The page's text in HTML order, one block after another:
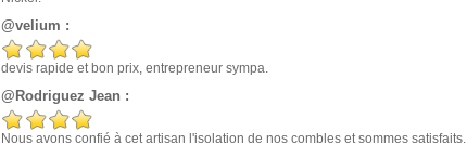
@velium :
devis rapide et bon prix, entrepreneur sympa.
@Rodriguez Jean :
Nous avons confié à cet artisan l'isolation de nos combles et sommes satisfaits.